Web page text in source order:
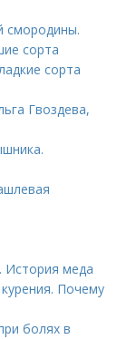
смородины.
сорта
сорта
Гвоздева,
История меда
Почему
болях в